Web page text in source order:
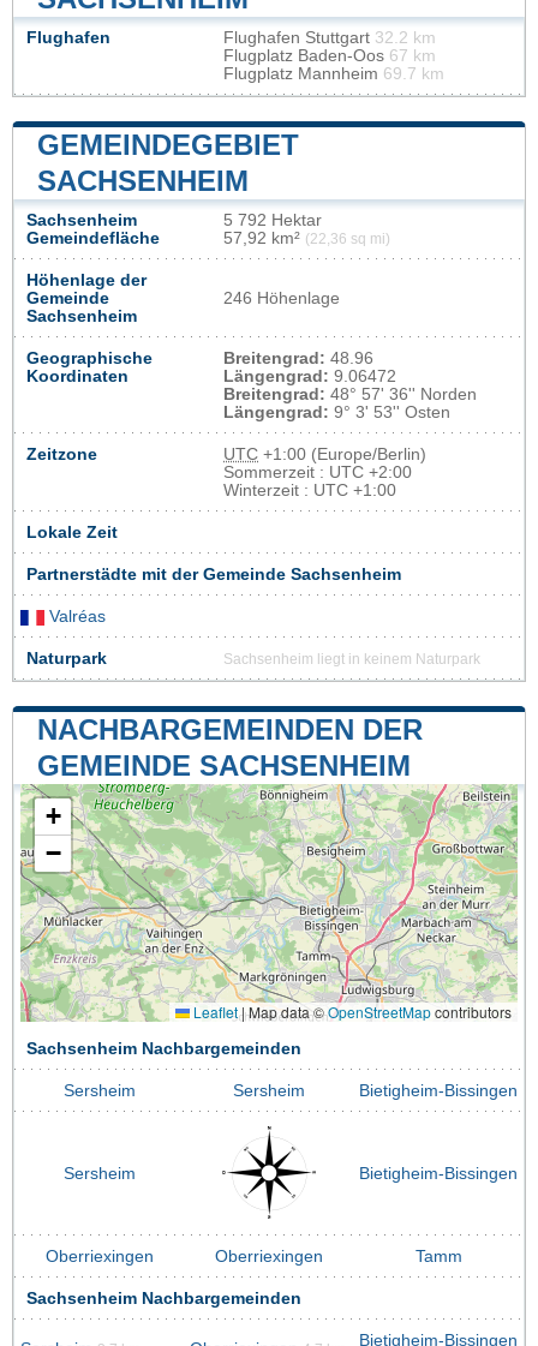
Flughafen Flughafen Stuttgart 32.2 km
Flugplatz Baden-Oos 67 km
Flugplatz Mannheim 69.7 km
GEMEINDEGEBIET
SACHSENHEIM
Sachsenheim
Gemeindefläche
5 792 Hektar
57,92 km² (22,36 sq mi)
Höhenlage der
Gemeinde
Sachsenheim
246 Höhenlage
Geographische
Koordinaten
Breitengrad: 48.96
Längengrad: 9.06472
Breitengrad: 48° 57' 36'' Norden
Längengrad: 9° 3' 53'' Osten
Zeitzone UTC +1:00 (Europe/Berlin)
Sommerzeit : UTC +2:00
Winterzeit : UTC +1:00
Lokale Zeit
Partnerstädte mit der Gemeinde Sachsenheim
Valréas
Naturpark Sachsenheim liegt in keinem Naturpark
NACHBARGEMEINDEN DER
GEMEINDE SACHSENHEIM
+
−
Leaflet|Map data ©OpenStreetMapcontributors
Sachsenheim Nachbargemeinden
Sersheim Sersheim Bietigheim-Bissingen
Sersheim Bietigheim-Bissingen
Oberriexingen Oberriexingen Tamm
Sachsenheim Nachbargemeinden
Bietigheim-Bissingen